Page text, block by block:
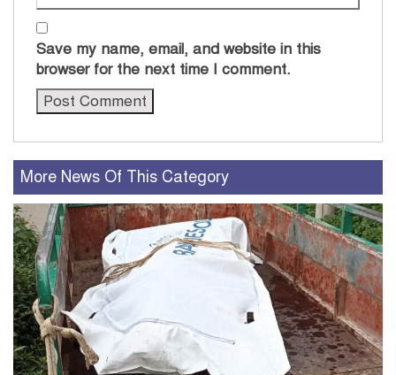
Save my name, email, and website in this
browser for the next time I comment.
More News Of This Category